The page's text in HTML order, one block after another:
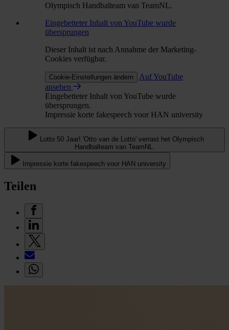
Olympisch Handbalteam van TeamNL.
Eingebetteter Inhalt von YouTube wurde
übersprungen
Dieser Inhalt ist nach Annahme der Marketing-
Cookies verfügbar.
Cookie-Einstellungen ändern
Auf YouTube
ansehen
Eingebetteter Inhalt von YouTube wurde
übersprungen.
Impressie korte fakespeech voor HAN university
Lotto 50 Jaar! 'Otto van de Lotto' verrast het Olympisch
Handbalteam van TeamNL.
Impressie korte fakespeech voor HAN university
Teilen